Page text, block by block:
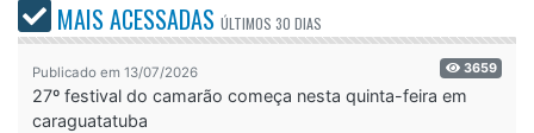
MAIS ACESSADAS ÚLTIMOS 30 DIAS
Publicado em 13/07/2026 3659
27º festival do camarão começa nesta quinta-feira em
caraguatatuba